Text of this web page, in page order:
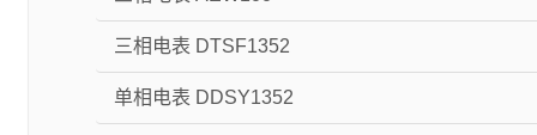
三相电表 DTSF1352
单相电表 DDSY1352